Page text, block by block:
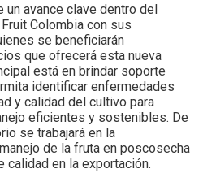
avance clave dentro del
Colombia con sus
se beneficiarán
que ofrecerá esta nueva
está en brindar soporte
identificar enfermedades
y calidad del cultivo para
eficientes y sostenibles. De
se trabajará en la
de la fruta en poscosecha
calidad en la exportación.